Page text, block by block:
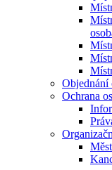
Objednání
Ochrana